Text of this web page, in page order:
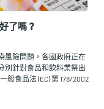
了嗎？
風險問題，各國政府正在
別針對食品和飲料業祭出
般食品法 (EC) 第 178/2002